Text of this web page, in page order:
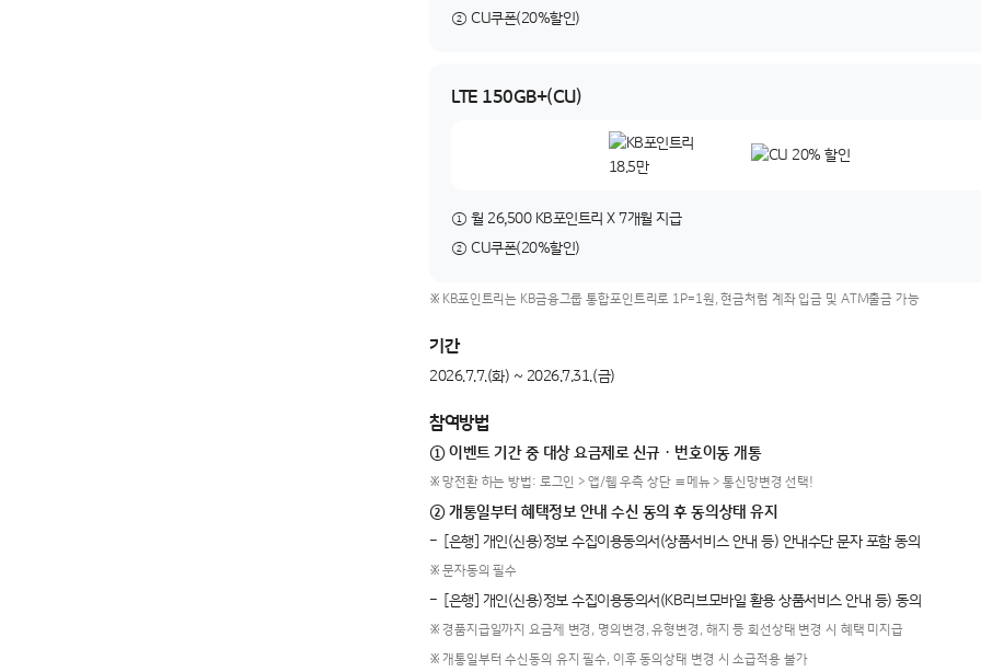
② CU쿠폰(20%할인)
LTE 150GB+(CU)
① 월 26,500 KB포인트리 X 7개월 지급
② CU쿠폰(20%할인)
KB포인트리는 KB금융그룹 통합포인트리로 1P=1원, 현금처럼 계좌 입금 및 ATM출금 가능
기간
2026.7.7.(화) ~ 2026.7.31.(금)
참여방법
① 이벤트 기간 중 대상 요금제로 신규 · 번호이동 개통
망전환 하는 방법: 로그인 > 앱/웹 우측 상단 ≡메뉴 > 통신망변경 선택!
② 개통일부터 혜택정보 안내 수신 동의 후 동의상태 유지
[은행] 개인(신용)정보 수집이용동의서(상품서비스 안내 등) 안내수단 문자 포함 동의
문자동의 필수
[은행] 개인(신용)정보 수집이용동의서(KB리브모바일 활용 상품서비스 안내 등) 동의
경품지급일까지 요금제 변경, 명의변경, 유형변경, 해지 등 회선상태 변경 시 혜택 미지급
개통일부터 수신동의 유지 필수, 이후 동의상태 변경 시 소급적용 불가